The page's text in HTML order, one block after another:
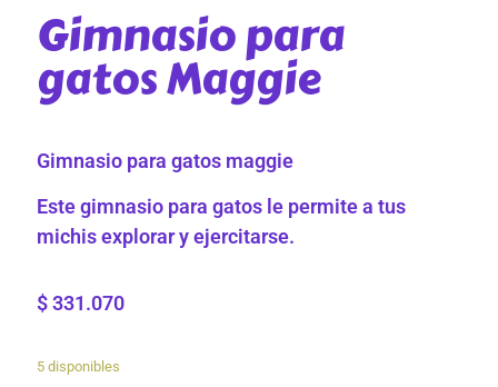
Gimnasio para
gatos Maggie
Gimnasio para gatos maggie
Este gimnasio para gatos le permite a tus
michis explorar y ejercitarse.
$ 331.070
5 disponibles